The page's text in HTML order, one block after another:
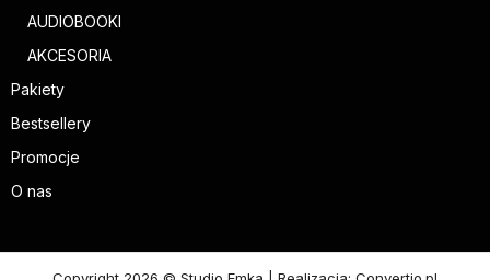
AUDIOBOOKI
AKCESORIA
Pakiety
Bestsellery
Promocje
O nas